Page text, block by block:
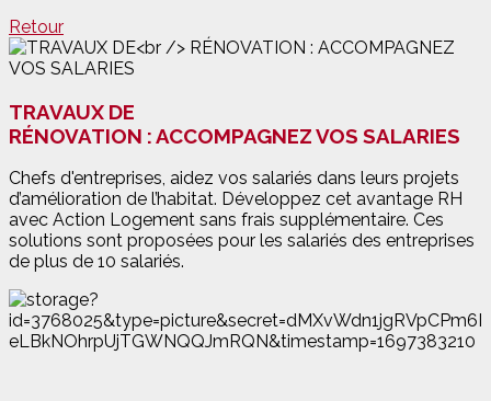
Retour
TRAVAUX DE
RÉNOVATION : ACCOMPAGNEZ VOS SALARIES
Chefs d'entreprises, aidez vos salariés dans leurs projets
d’amélioration de l’habitat. Développez cet avantage RH
avec Action Logement sans frais supplémentaire. Ces
solutions sont proposées pour les salariés des entreprises
de plus de 10 salariés.